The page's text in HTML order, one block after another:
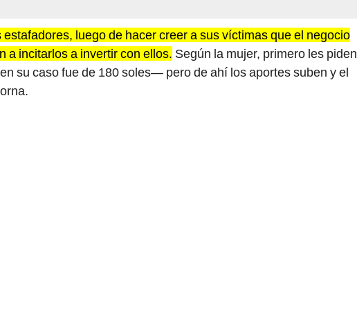
estafadores, luego de hacer creer a sus víctimas que el negocio
a incitarlos a invertir con ellos. Según la mujer, primero les piden
su caso fue de 180 soles— pero de ahí los aportes suben y el